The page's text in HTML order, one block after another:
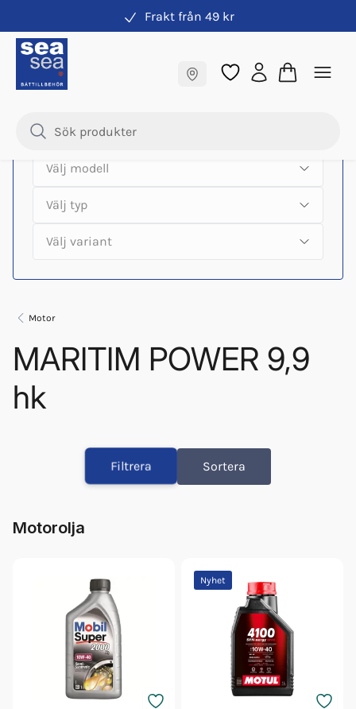
Frakt från 49 kr
Samma pris online & i butik
Hitta rätt produkter till din båtmotor
Motor
MARITIM POWER 9,9
hk
Drevolja Mobilube Hd 80w-90 1l
Växelhusolja Motul 80w90 1l Mi
Filtrera Sortera
Motorolja
Nyhet